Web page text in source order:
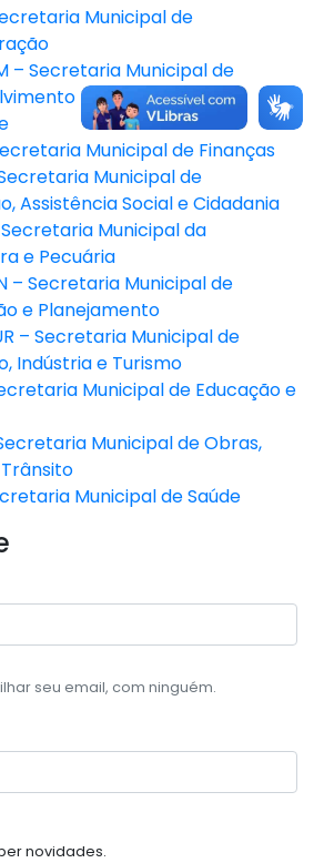
Municipal de
– Secretaria Municipal de
Econômico e Meio
Municipal de Finanças
Secretaria Municipal de
Assistência Social e Cidadania
Secretaria Municipal da
e Pecuária
– Secretaria Municipal de
e Planejamento
– Secretaria Municipal de
Indústria e Turismo
Municipal de Educação e
Municipal de Obras,
Municipal de Saúde
seu email, com ninguém.
novidades.